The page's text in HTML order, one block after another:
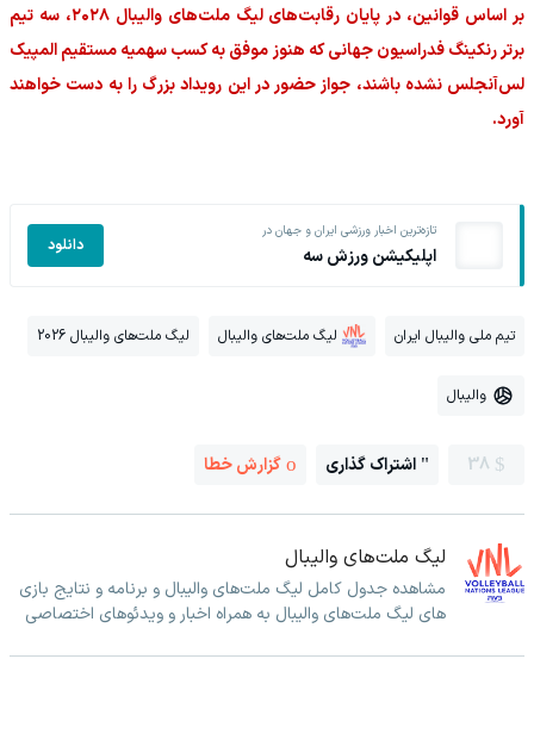
بر اساس قوانین، در پایان رقابت‌های لیگ ملت‌های والیبال ۲۰۲۸، سه تیم
برتر رنکینگ فدراسیون جهانی که هنوز موفق به کسب سهمیه مستقیم المپیک
لس‌آنجلس نشده باشند، جواز حضور در این رویداد بزرگ را به دست خواهند
آورد.
تازه‌ترین اخبار ورزشی ایران و جهان در
اپلیکیشن ورزش سه دانلود
تیم ملی والیبال ایران لیگ ملت‌های والیبال لیگ ملت‌های والیبال 2026
والیبال
38 اشتراک گذاری گزارش خطا
لیگ ملت‌های والیبال
مشاهده جدول کامل لیگ ملت‌های والیبال و برنامه و نتایج بازی
های لیگ ملت‌های والیبال به همراه اخبار و ویدئوهای اختصاصی